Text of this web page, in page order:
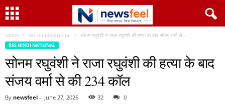
Home rss hindi national सोनम रघुवंशी ने राजा रघुवंशी की हत्या के बाद संजय वर्मा से...
RSS HINDI NATIONAL
सोनम रघुवंशी ने राजा रघुवंशी की हत्या के बाद
संजय वर्मा से की 234 कॉल
By newsfeel - June 27, 2026 32 0